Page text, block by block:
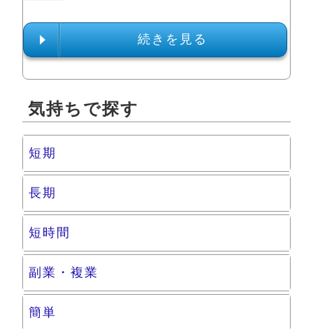
続きを見る
気持ちで探す
短期
長期
短時間
副業・複業
簡単